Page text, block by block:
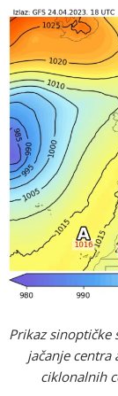
Prikaz sinoptičke
jačanje centra
ciklonalnih